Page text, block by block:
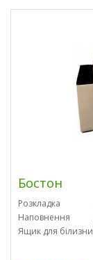
Бостон
Розкладка
Наповнення
Ящик для білизни